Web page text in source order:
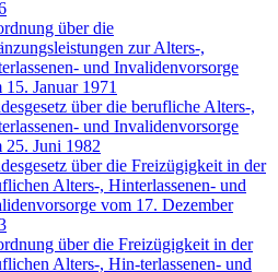
über die
zur Alters-,
und Invalidenvorsorge
15. Januar 1971
über die berufliche Alters-,
und Invalidenvorsorge
25. Juni 1982
über die Freizügigkeit in der
Alters-, Hinterlassenen- und
vom 17. Dezember
über die Freizügigkeit in der
Alters-, Hin-terlassenen- und